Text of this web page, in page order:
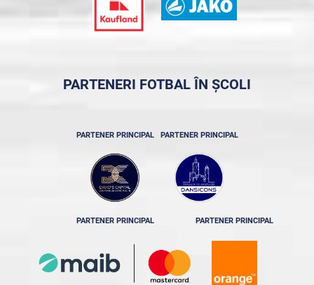
PARTENERI FOTBAL ÎN ȘCOLI
PARTENER PRINCIPAL PARTENER PRINCIPAL
PARTENER PRINCIPAL PARTENER PRINCIPAL